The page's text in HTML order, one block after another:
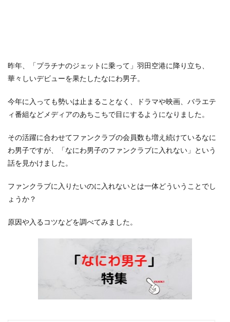
昨年、「プラチナのジェットに乗って」羽田空港に降り立ち、
華々しいデビューを果たしたなにわ男子。
今年に入っても勢いは止まることなく、ドラマや映画、バラエテ
ィ番組などメディアのあちこちで目にするようになりました。
その活躍に合わせてファンクラブの会員数も増え続けているなに
わ男子ですが、「なにわ男子のファンクラブに入れない」という
話を見かけました。
ファンクラブに入りたいのに入れないとは一体どういうことでし
ょうか？
原因や入るコツなどを調べてみました。